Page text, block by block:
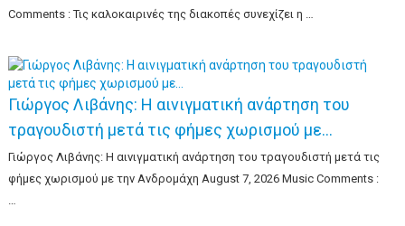
Comments : Τις καλοκαιρινές της διακοπές συνεχίζει η …
Γιώργος Λιβάνης: Η αινιγματική ανάρτηση του
τραγουδιστή μετά τις φήμες χωρισμού με…
Γιώργος Λιβάνης: Η αινιγματική ανάρτηση του τραγουδιστή μετά τις
φήμες χωρισμού με την Ανδρομάχη August 7, 2026 Music Comments :